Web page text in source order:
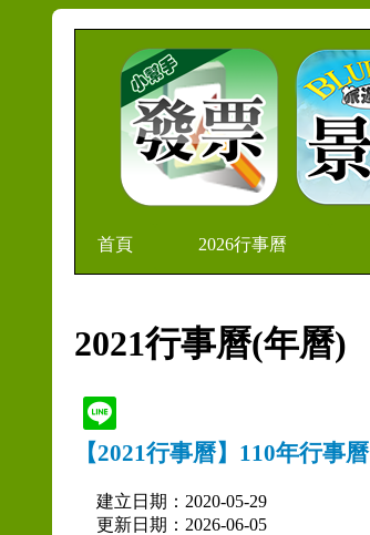
首頁 2026行事曆
2021行事曆(年曆)
【2021行事曆】110年行事曆
建立日期：2020-05-29
更新日期：2026-06-05